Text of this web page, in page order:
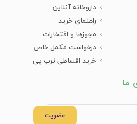
داروخانه آنلاین
راهنمای خرید
مجوزها و افتخارات
درخواست مکمل خاص
خرید اقساطی ترب پی
ما
عضویت